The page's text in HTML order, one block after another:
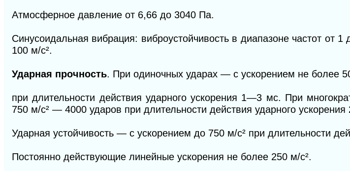
Атмосферное давление от 6,66 до 3040 Па.
Синусоидальная вибрация: виброустойчивость в диапазоне частот от
100 м/с².
Ударная прочность. При одиночных ударах — с ускорением не более
при длительности действия ударного ускорения 1—3 мс. При
750 м/с² — 4000 ударов при длительности действия ударного
Ударная устойчивость — с ускорением до 750 м/с² при длительности
Постоянно действующие линейные ускорения не более 250 м/с².